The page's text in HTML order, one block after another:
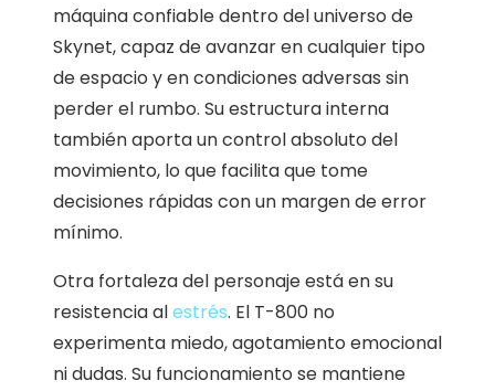
máquina confiable dentro del universo de
Skynet, capaz de avanzar en cualquier tipo
de espacio y en condiciones adversas sin
perder el rumbo. Su estructura interna
también aporta un control absoluto del
movimiento, lo que facilita que tome
decisiones rápidas con un margen de error
mínimo.
Otra fortaleza del personaje está en su
resistencia alestrés. El T-800 no
experimenta miedo, agotamiento emocional
ni dudas. Su funcionamiento se mantiene